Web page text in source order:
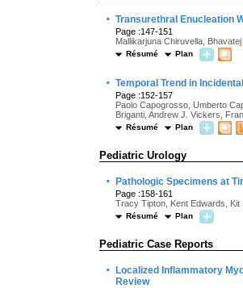
· Transurethral Enucleation
Page :147-151
Mallikarjuna Chiruvella,
Résumé Plan
· Temporal Trend in
Page :152-157
Paolo Capogrosso, Umberto
Briganti, Andrew J. Vickers,
Résumé Plan
Pediatric Urology
· Pathologic Specimens at
Page :158-161
Tracy Tipton, Kent Edwards, Kit
Résumé Plan
Pediatric Case Reports
·
Localized Inflammatory
Review